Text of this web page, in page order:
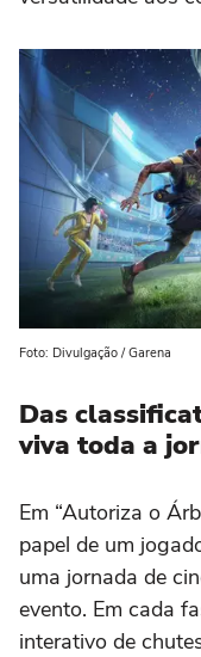
Foto: Divulgação / Garena
Das
viva toda a
Em “Autoriza o
papel de um
uma jornada de
evento. Em cada
interativo de